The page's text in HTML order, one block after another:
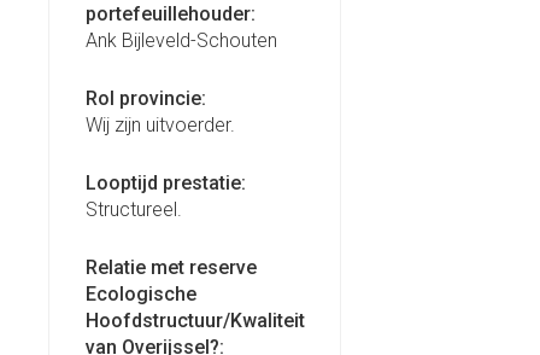
portefeuillehouder:
Ank Bijleveld-Schouten
Rol provincie:
Wij zijn uitvoerder.
Looptijd prestatie:
Structureel.
Relatie met reserve
Ecologische
Hoofdstructuur/Kwaliteit
van Overijssel?: